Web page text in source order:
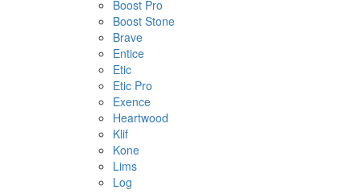
Boost Pro
Boost Stone
Brave
Entice
Etic
Etic Pro
Exence
Heartwood
Klif
Kone
Lims
Log